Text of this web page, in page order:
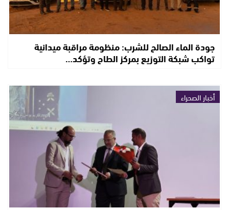
جودة الماء الصالح للشرب: منظومة مراقبة ميدانية
تواكب شبكة التوزيع بمركز الطاح وتؤكد…
أخبار الصحراء